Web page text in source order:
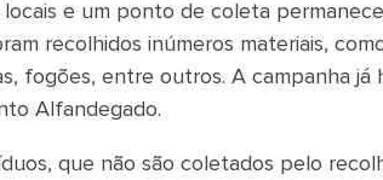
e um ponto de coleta
recolhidos inúmeros materiais,
fogões, entre outros. A campanha
Alfandegado.
que não são coletados pelo